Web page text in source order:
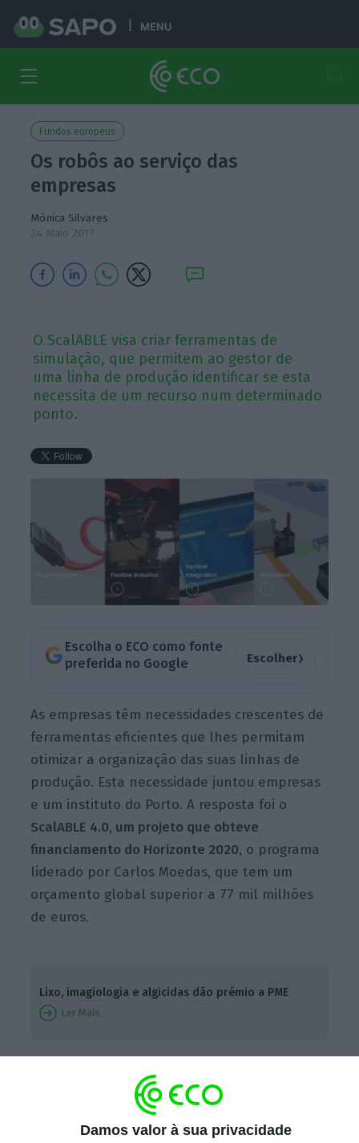
Damos valor à sua privacidade
MENU
Fundos europeus
Os robôs ao serviço das
empresas
Mónica Silvares
24 Maio 2017
O ScalABLE visa criar ferramentas de
simulação, que permitem ao gestor de
uma linha de produção identificar se esta
necessita de um recurso num determinado
ponto.
Escolha o ECO como fonte
preferida no Google
Escolher›
As empresas têm necessidades crescentes de
ferramentas eficientes que lhes permitam
otimizar a organização das suas linhas de
produção. Esta necessidade juntou empresas
e um instituto do Porto. A resposta foi o
ScalABLE 4.0, um projeto que obteve
financiamento do Horizonte 2020, o programa
liderado por Carlos Moedas, que tem um
orçamento global superior a 77 mil milhões
de euros.
Lixo, imagiologia e algicidas dão prémio a PME
Ler Mais
Simoldes Plásticos, Critical Manufacturing e
Sarkkis Robotics, o grupo francês PSA (que
detêm a Peugeot e a Citroën), o Fraunhofer